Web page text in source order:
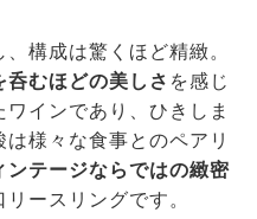
構成は驚くほど精緻。
呑むほどの美しさ を感じ
インであり、ひきしま
様々な食事とのペアリ
ンテージならではの緻密
ースリングです。